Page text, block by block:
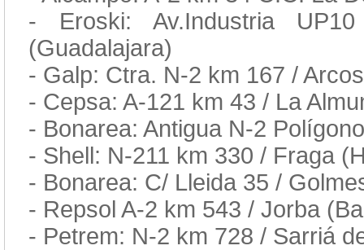
- Eroski: Av.Industria
(Guadalajara)
- Galp: Ctra. N-2 km 167 /
- Cepsa: A-121 km 43 / La
- Bonarea: Antigua N-2
- Shell: N-211 km 330 / Fraga
- Bonarea: C/ Lleida 35 /
- Repsol A-2 km 543 / Jorba
- Petrem: N-2 km 728 / Sarriá